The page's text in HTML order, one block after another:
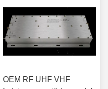
OEM RF UHF VHF